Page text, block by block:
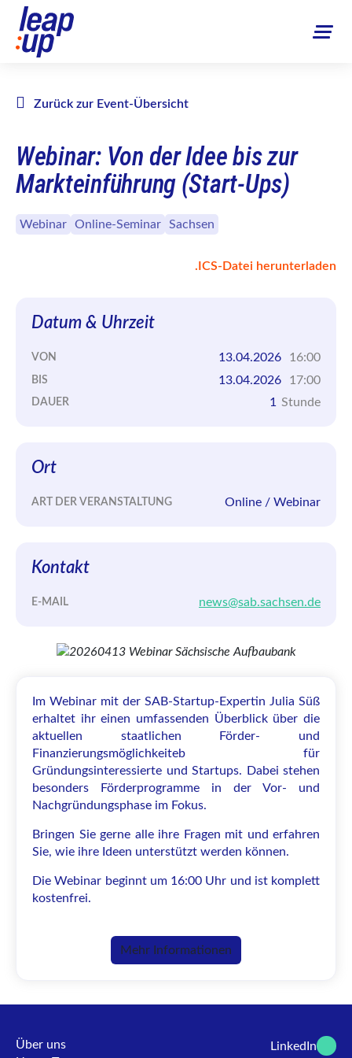
Zurück zur Event-Übersicht
Webinar: Von der Idee bis zur
Markteinführung (Start-Ups)
Webinar Online-Seminar Sachsen
.ICS-Datei herunterladen
Datum & Uhrzeit
VON 13.04.2026 16:00
BIS 13.04.2026 17:00
DAUER 1 Stunde
Ort
ART DER VERANSTALTUNG Online / Webinar
Kontakt
E-MAIL news@sab.sachsen.de
Im Webinar mit der SAB-Startup-Expertin Julia Süß
erhaltet ihr einen umfassenden Überblick über die
aktuellen staatlichen Förder- und
Finanzierungsmöglichkeiteb für
Gründungsinteressierte und Startups. Dabei stehen
besonders Förderprogramme in der Vor- und
Nachgründungsphase im Fokus.
Bringen Sie gerne alle ihre Fragen mit und erfahren
Sie, wie ihre Ideen unterstützt werden können.
Die Webinar beginnt um 16:00 Uhr und ist komplett
kostenfrei.
Mehr Informationen
Über uns
LinkedIn